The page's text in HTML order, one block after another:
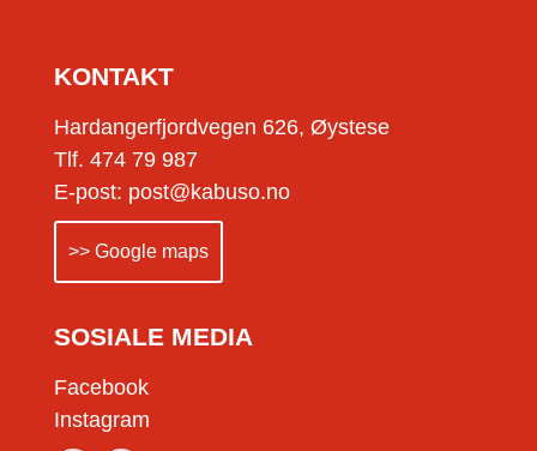
KONTAKT
Hardangerfjordvegen 626, Øystese
Tlf. 474 79 987
E-post: post@kabuso.no
>> Google maps
SOSIALE MEDIA
Facebook
Instagram